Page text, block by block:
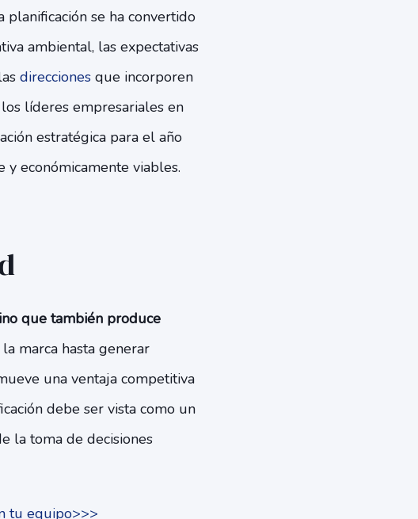
se ha convertido
ambiental, las expectativas
direccionesque incorporen
líderes empresariales en
estratégica para el año
económicamente viables.
que también produce
marca hasta generar
una ventaja competitiva
debe ser vista como un
la toma de decisiones
tu equipo>>>